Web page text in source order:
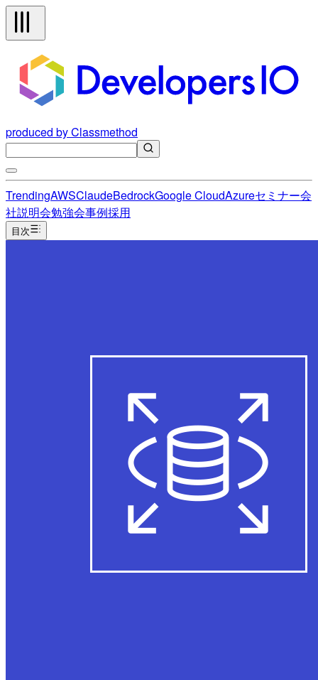
produced by Classmethod
TrendingAWSClaudeBedrockGoogle CloudAzureセミナー会
社説明会勉強会事例採用
目次